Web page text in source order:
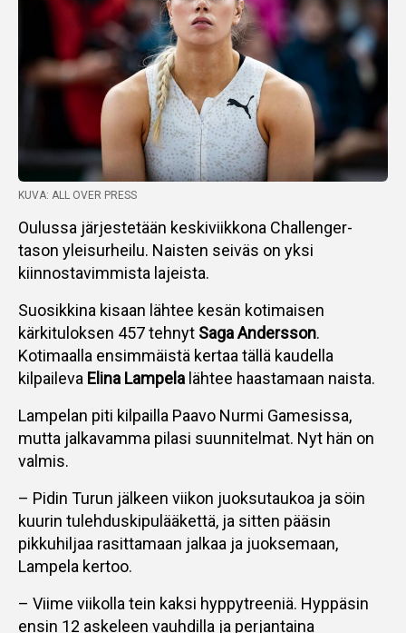
KUVA: ALL OVER PRESS
Oulussa järjestetään keskiviikkona Challenger-
tason yleisurheilu. Naisten seiväs on yksi
kiinnostavimmista lajeista.
Suosikkina kisaan lähtee kesän kotimaisen
kärkituloksen 457 tehnyt Saga Andersson.
Kotimaalla ensimmäistä kertaa tällä kaudella
kilpaileva Elina Lampela lähtee haastamaan naista.
Lampelan piti kilpailla Paavo Nurmi Gamesissa,
mutta jalkavamma pilasi suunnitelmat. Nyt hän on
valmis.
– Pidin Turun jälkeen viikon juoksutaukoa ja söin
kuurin tulehduskipulääkettä, ja sitten pääsin
pikkuhiljaa rasittamaan jalkaa ja juoksemaan,
Lampela kertoo.
– Viime viikolla tein kaksi hyppytreeniä. Hyppäsin
ensin 12 askeleen vauhdilla ja perjantaina